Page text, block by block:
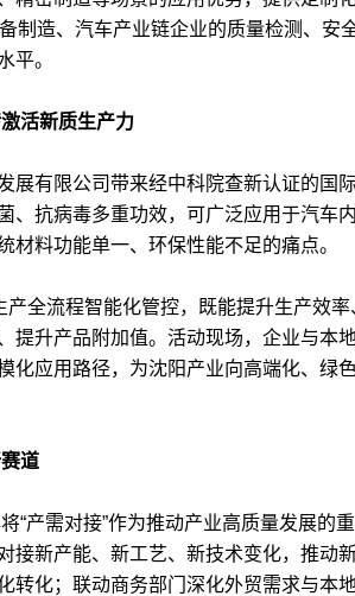
制造、汽车产业链企业的质量检测、安
平。
活新质生产力
有限公司带来经中科院查新认证的国
、抗病毒多重功效，可广泛应用于汽车
料功能单一、环保性能不足的痛点。
全流程智能化管控，既能提升生产效率
提升产品附加值。活动现场，企业与本地
化应用路径，为沈阳产业向高端化、绿
道
需对接”作为推动产业高质量发展的
接新产能、新工艺、新技术变化，推动
化；联动商务部门深化外贸需求与本地